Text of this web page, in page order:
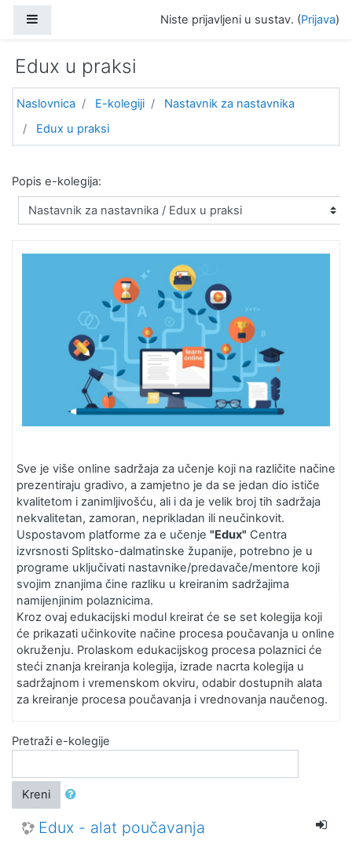
Niste prijavljeni u sustav. (Prijava)
Edux u praksi
Naslovnica E-kolegiji
Nastavnik za nastavnika
Edux u praksi
Popis e-kolegija:
Sve je više online sadržaja za učenje koji na različite načine
prezentiraju gradivo, a zamjetno je da se jedan dio ističe
kvalitetom i zanimljivošću, ali i da je velik broj tih sadržaja
nekvalitetan, zamoran, neprikladan ili neučinkovit.
Uspostavom platforme za e učenje "Edux" Centra
izvrsnosti Splitsko-dalmatinske županije, potrebno je u
programe uključivati nastavnike/predavače/mentore koji
svojim znanjima čine razliku u kreiranim sadržajima
namijenjinim polaznicima.
Kroz ovaj edukacijski modul kreirat će se set kolegija koji
će prikazati učinkovite načine procesa poučavanja u online
okruženju. Prolaskom edukacijskog procesa polaznici će
steći znanja kreiranja kolegija, izrade nacrta kolegija u
sadržajnom i vremenskom okviru, odabir dostupnih alata
za kreiranje procesa poučavanja i vrednovanja naučenog.
Pretraži e-kolegije
Kreni
Edux - alat poučavanja